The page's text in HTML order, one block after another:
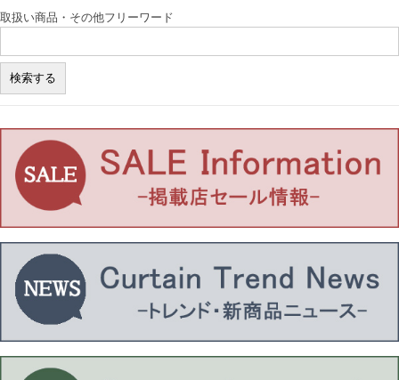
取扱い商品・その他フリーワード